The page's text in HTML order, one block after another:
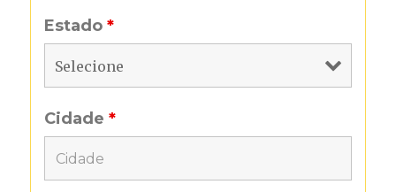
Estado*
Cidade*